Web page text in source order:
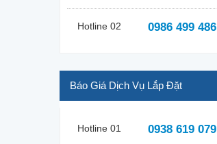
Hotline 02 0986 499 486
Báo Giá Dịch Vụ Lắp Đặt
Hotline 01 0938 619 079